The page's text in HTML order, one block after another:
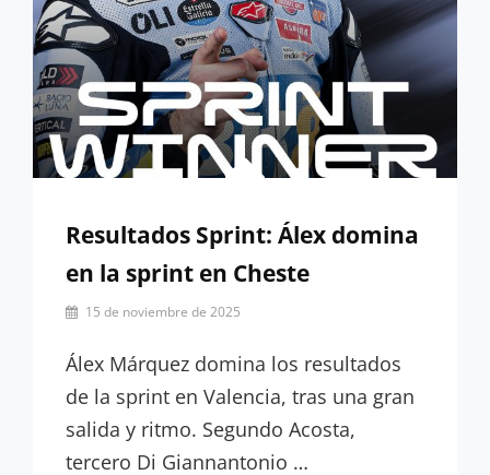
Resultados Sprint: Álex domina
en la sprint en Cheste
Por
López
15 de noviembre de 2025
Álex Márquez domina los resultados
de la sprint en Valencia, tras una gran
salida y ritmo. Segundo Acosta,
tercero Di Giannantonio …